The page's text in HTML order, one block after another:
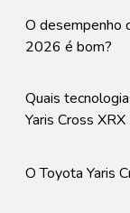
O desempenho
2026 é bom?
Quais
Yaris Cross
O Toyota Yaris